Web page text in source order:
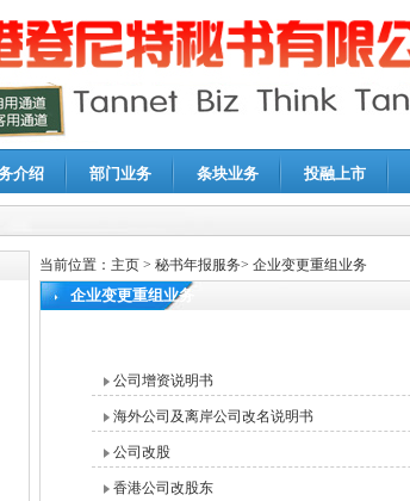
介绍 部门业务 条块业务 投融上市
清缴申报鉴证
当前位置： 主页 > 秘书年报服务> 企业变更重组业务
企业变更重组业务
公司增资说明书
海外公司及离岸公司改名说明书
公司改股
香港公司改股东